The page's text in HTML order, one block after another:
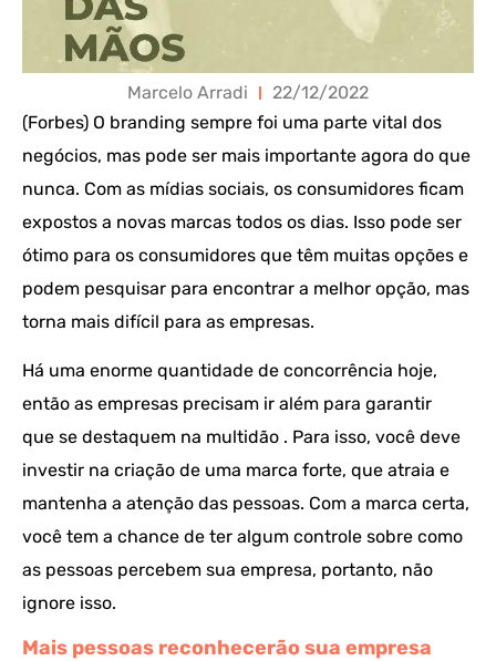
Marcelo Arradi
22/12/2022
(Forbes) O branding sempre foi uma parte vital dos
negócios, mas pode ser mais importante agora do que
nunca. Com as mídias sociais, os consumidores ficam
expostos a novas marcas todos os dias. Isso pode ser
ótimo para os consumidores que têm muitas opções e
podem pesquisar para encontrar a melhor opção, mas
torna mais difícil para as empresas.
Há uma enorme quantidade de concorrência hoje,
então as empresas precisam ir além para garantir
que se destaquem na multidão . Para isso, você deve
investir na criação de uma marca forte, que atraia e
mantenha a atenção das pessoas. Com a marca certa,
você tem a chance de ter algum controle sobre como
as pessoas percebem sua empresa, portanto, não
ignore isso.
Mais pessoas reconhecerão sua empresa